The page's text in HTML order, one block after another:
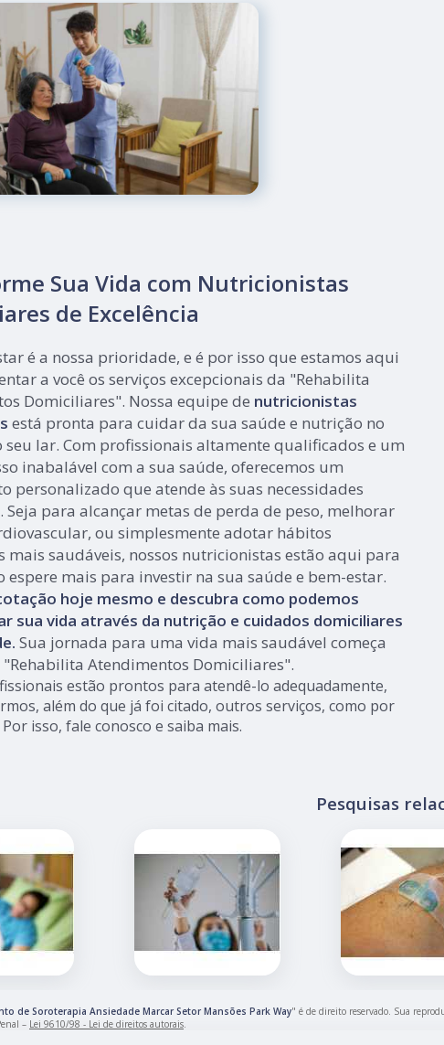
Sua Vida com Nutricionistas
de Excelência
é a nossa prioridade, e é por isso que estamos aqui
a você os serviços excepcionais da "Rehabilita
Domiciliares". Nossa equipe de nutricionistas
está pronta para cuidar da sua saúde e nutrição no
seu lar. Com profissionais altamente qualificados e um
inabalável com a sua saúde, oferecemos um
personalizado que atende às suas necessidades
para alcançar metas de perda de peso, melhorar
ou simplesmente adotar hábitos
mais saudáveis, nossos nutricionistas estão aqui para
espere mais para investir na sua saúde e bem-estar.
hoje mesmo e descubra como podemos
sua vida através da nutrição e cuidados domiciliares
Sua jornada para uma vida mais saudável começa
Atendimentos Domiciliares".
estão prontos para atendê-lo adequadamente,
além do que já foi citado, outros serviços, como por
isso, fale conosco e saiba mais.
Pesquisas
de Soroterapia Ansiedade Marcar Setor Mansões Park Way" é de direito reservado. Sua
– Lei 9610/98 - Lei de direitos autorais.